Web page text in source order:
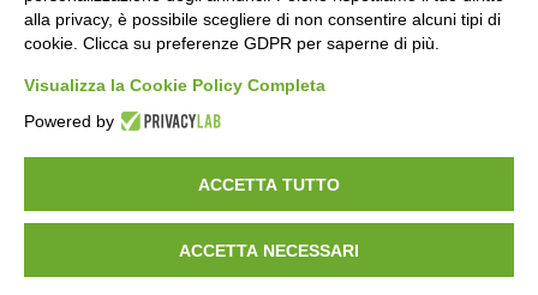
Casa Azzurra
B&B Aria di Montagna
Olmo Garden Apartment
alla privacy, è possibile scegliere di non consentire alcuni tipi di
cookie. Clicca su preferenze GDPR per saperne di più.
Visualizza la Cookie Policy Completa
Powered by
ACCETTA TUTTO
ACCETTA NECESSARI